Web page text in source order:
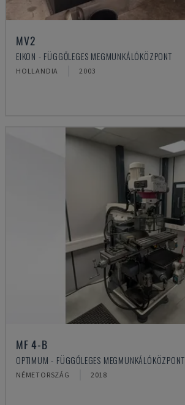
MV2
EIKON - FÜGGŐLEGES MEGMUNKÁLÓKÖZPONT
HOLLANDIA 2003
MF 4-B
OPTIMUM - FÜGGŐLEGES MEGMUNKÁLÓKÖZPONT
NÉMETORSZÁG 2018